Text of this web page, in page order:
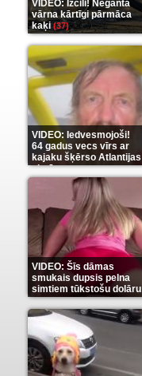
VIDEO: Izcili! Neganta
vārna kārtīgi pārmāca
kaķi(37)
VIDEO: Iedvesmojoši!
64 gadus vecs vīrs ar
kajaku šķērso Atlantijas
okeānu(5)
VIDEO: Šīs dāmas
smukais dupsis pelna
simtiem tūkstošu dolāru
(9)